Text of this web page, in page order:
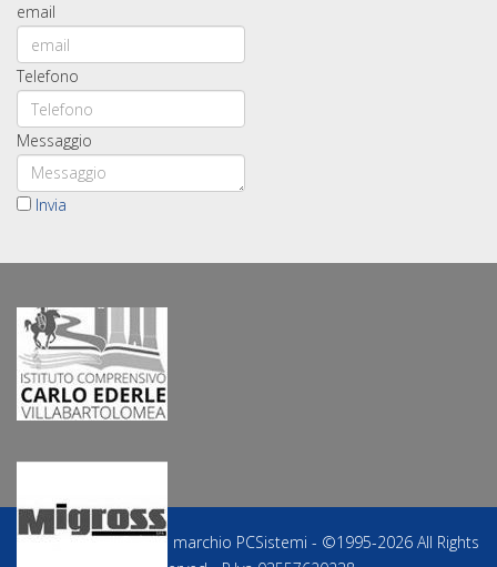
email
Telefono
Messaggio
Invia
PresenzeFacili® è un marchio PCSistemi - ©1995-2026 All Rights